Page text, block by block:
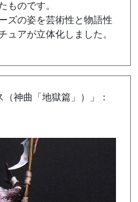
ものです。
ズの姿を芸術性と物語性
ュアが立体化しました。
神曲「地獄篇」）」：